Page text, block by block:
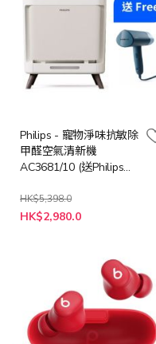
Philips - 寵物淨味抗敏除
甲醛空氣清新機
AC3681/10 (送Philips
提式蒸氣掛熨機 (價值:
$398)
HK$5,398.0
特
殊
HK$2,980.0